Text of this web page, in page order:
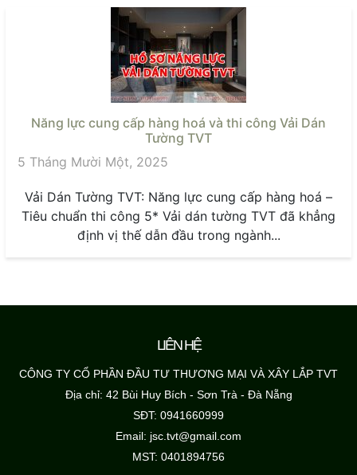
Năng lực cung cấp hàng hoá và thi công Vải Dán
Tường TVT
5 Tháng Mười Một, 2025
Vải Dán Tường TVT: Năng lực cung cấp hàng hoá –
Tiêu chuẩn thi công 5* Vải dán tường TVT đã khẳng
định vị thế dẫn đầu trong ngành...
LIÊN HỆ
CÔNG TY CỔ PHẦN ĐẦU TƯ THƯƠNG MẠI VÀ XÂY LẮP TVT
Địa chỉ: 42 Bùi Huy Bích - Sơn Trà - Đà Nẵng
SĐT: 0941660999
Email: jsc.tvt@gmail.com
MST: 0401894756